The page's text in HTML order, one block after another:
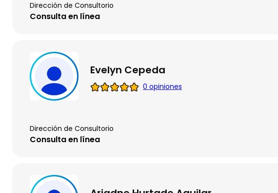
Dirección de Consultorio
Consulta en línea
Evelyn Cepeda
0 opiniones
Dirección de Consultorio
Consulta en línea